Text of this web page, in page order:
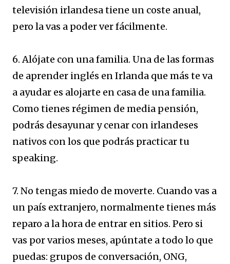
televisión irlandesa tiene un coste anual,
pero la vas a poder ver fácilmente.
6. Alójate con una familia. Una de las formas
de aprender inglés en Irlanda que más te va
a ayudar es alojarte en casa de una familia.
Como tienes régimen de media pensión,
podrás desayunar y cenar con irlandeses
nativos con los que podrás practicar tu
speaking.
7. No tengas miedo de moverte. Cuando vas a
un país extranjero, normalmente tienes más
reparo a la hora de entrar en sitios. Pero si
vas por varios meses, apúntate a todo lo que
puedas: grupos de conversación, ONG,